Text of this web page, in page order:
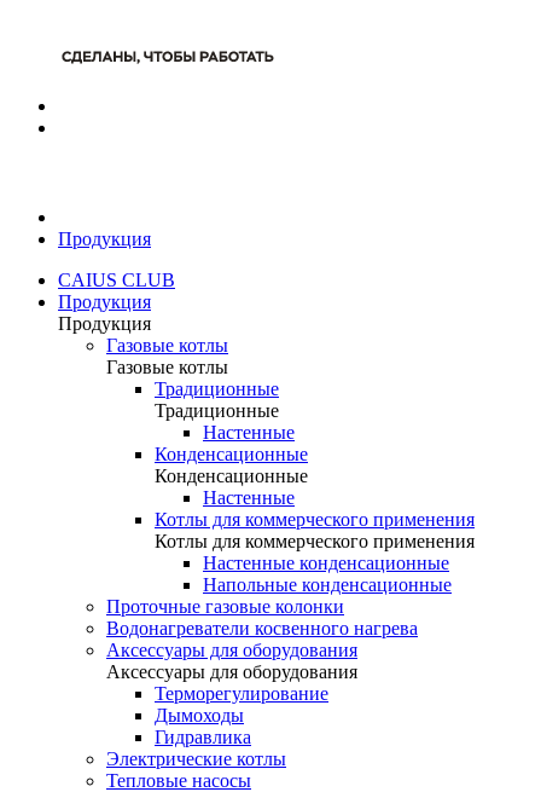
Продукция
CAIUS CLUB
Продукция
Продукция
Газовые котлы
Газовые котлы
Традиционные
Традиционные
Настенные
Конденсационные
Конденсационные
Настенные
Котлы для коммерческого применения
Котлы для коммерческого применения
Настенные конденсационные
Напольные конденсационные
Проточные газовые колонки
Водонагреватели косвенного нагрева
Аксессуары для оборудования
Аксессуары для оборудования
Терморегулирование
Дымоходы
Гидравлика
Электрические котлы
Тепловые насосы